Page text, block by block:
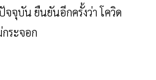
จุบัน ยืนยันอีกครั้งว่า โควิด
ระจอก